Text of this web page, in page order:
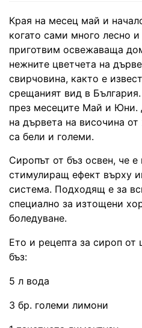
Края на месец май и
когато сами много лесно
приготвим освежаваща
нежните цветчета на
свирчовина, както е
срещаният вид в
през месеците Май и Юни.
на дървета на височина
са бели и големи.
Сиропът от бъз освен, че
стимулиращ ефект върху
система. Подходящ е за
специално за изтощени
боледуване.
Ето и рецепта за сироп от
бъз:
5 л вода
3 бр. големи лимони